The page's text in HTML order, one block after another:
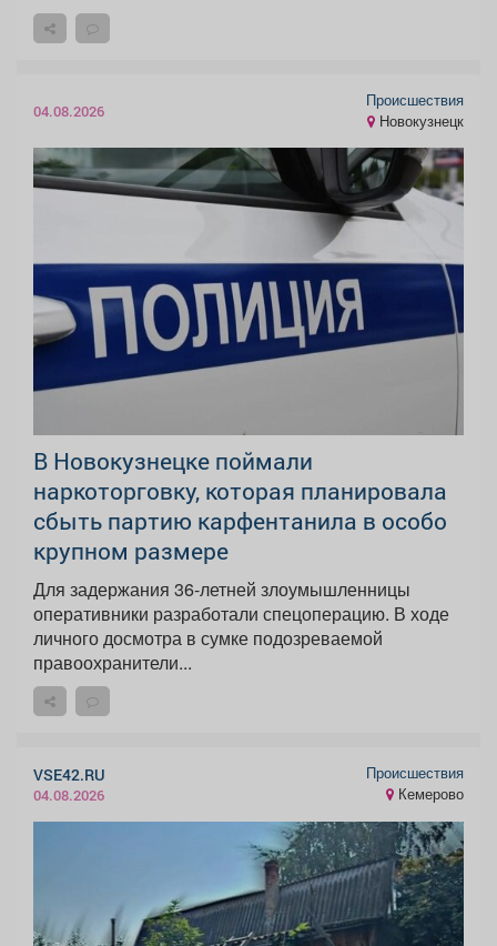
04.08.2026
Происшествия
Новокузнецк
В Новокузнецке поймали
наркоторговку, которая планировала
сбыть партию карфентанила в особо
крупном размере
Для задержания 36-летней злоумышленницы
оперативники разработали спецоперацию. В ходе
личного досмотра в сумке подозреваемой
правоохранители...
VSE42.RU
04.08.2026
Происшествия
Кемерово